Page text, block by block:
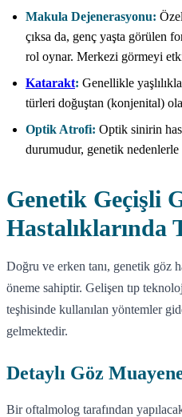
Makula Dejenerasyonu:
çıksa da, genç yaşta görülen
rol oynar. Merkezi görmeyi
Katarakt: Genellikle
türleri doğuştan (konjenital)
Optik Atrofi: Optik sinirin
durumudur, genetik nedenlerle
Genetik Geçişli
Hastalıklarında
Doğru ve erken tanı, genetik göz
öneme sahiptir. Gelişen tıp
teşhisinde kullanılan yöntemler
gelmektedir.
Detaylı Göz
Bir oftalmolog tarafından